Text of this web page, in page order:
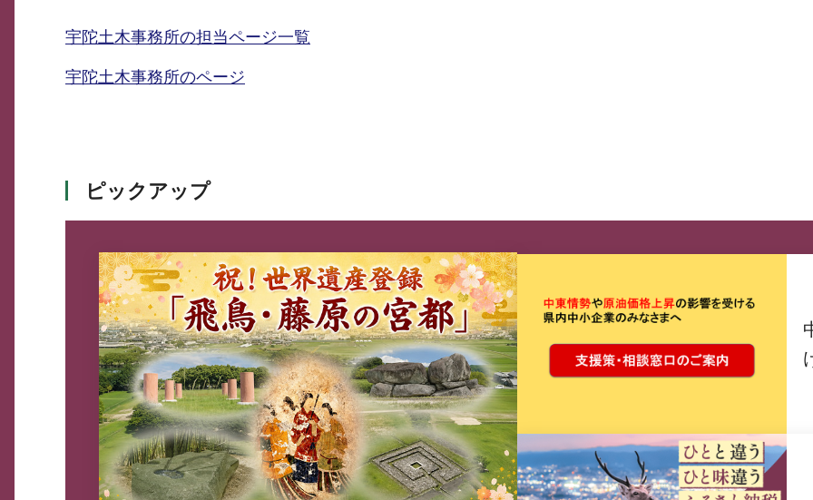
宇陀土木事務所の担当ページ一覧
宇陀土木事務所のページ
ピックアップ